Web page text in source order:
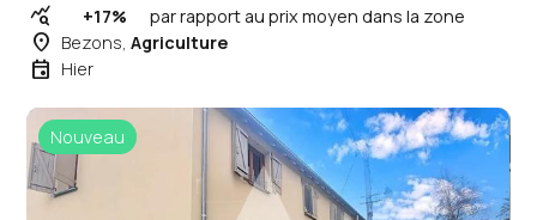
query_stats +17% par rapport au prix moyen dans la zone
place Bezons,Agriculture
event Hier
Nouveau